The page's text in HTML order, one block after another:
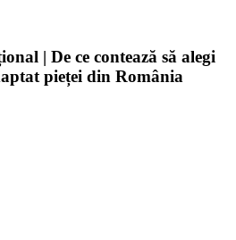
| De ce contează să alegi
pieței din România